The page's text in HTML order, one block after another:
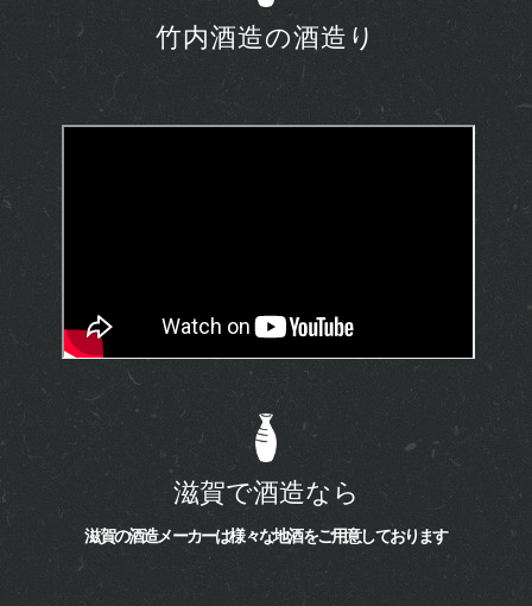
竹内酒造の酒造り
滋賀の酒造メーカーは様々な地酒をご用意しております
滋賀で酒造なら